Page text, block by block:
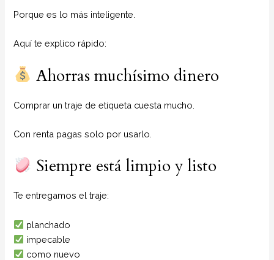
Porque es lo más inteligente.
Aquí te explico rápido:
Ahorras muchísimo dinero
Comprar un traje de etiqueta cuesta mucho.
Con renta pagas solo por usarlo.
Siempre está limpio y listo
Te entregamos el traje:
planchado
impecable
como nuevo